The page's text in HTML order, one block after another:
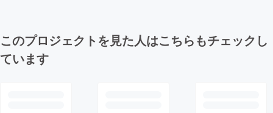
このプロジェクトを見た人はこちらもチェックし
ています